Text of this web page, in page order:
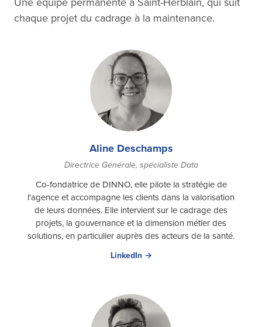
chaque projet du cadrage à la maintenance.
Aline Deschamps
Directrice Générale, spécialiste Data
Co-fondatrice de DINNO, elle pilote la stratégie de
l'agence et accompagne les clients dans la valorisation
de leurs données. Elle intervient sur le cadrage des
projets, la gouvernance et la dimension métier des
solutions, en particulier auprès des acteurs de la santé.
LinkedIn →